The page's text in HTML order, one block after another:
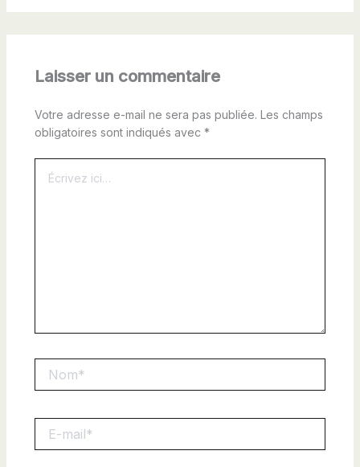
Laisser un commentaire
Votre adresse e-mail ne sera pas publiée. Les champs
obligatoires sont indiqués avec *
ici…
mail*